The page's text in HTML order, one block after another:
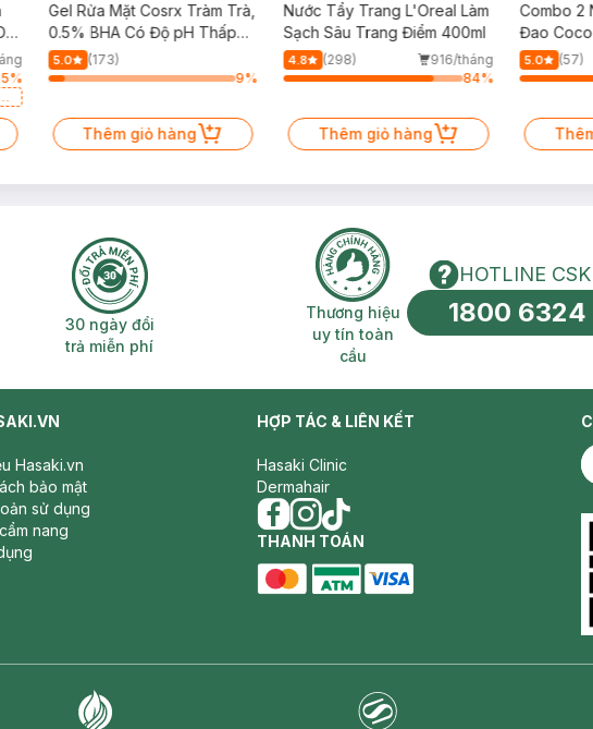
%
Gel Rửa Mặt Cosrx Tràm Trà,
0.5% BHA Có Độ pH Thấp
150ml
5.0
(173)
9%
Thêm giỏ hàng
Nước Tẩy Trang L'Oreal Làm
Sạch Sâu Trang Điểm 400ml
4.8 (298)
916/tháng
84%
Thêm giỏ hàng
Combo 2
Đao
Giảm Dầu
5.0 (57)
2H 30 ngày đổi trả miễn phí
30 ngày đổi
trả miễn phí
Thương hiệu uy tín toàn cầu
Thương hiệu
uy tín toàn
cầu
HOTLINE
1800 6324
Hasaki.vn
bảo mật
sử dụng
nang
HỢP TÁC & LIÊN KẾT
Hasaki Clinic
Dermahair
facebook
instagram
tiktok
THANH TOÁN